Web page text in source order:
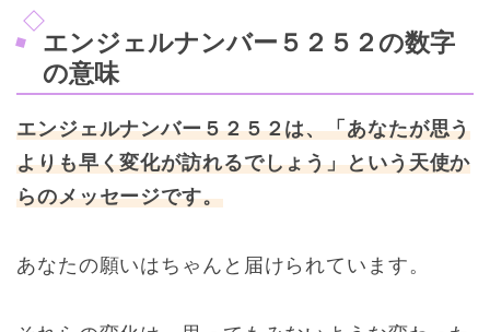
エンジェルナンバー５２５２の数字
の意味
エンジェルナンバー５２５２は、「あなたが思う
よりも早く変化が訪れるでしょう」という天使か
らのメッセージです。
あなたの願いはちゃんと届けられています。